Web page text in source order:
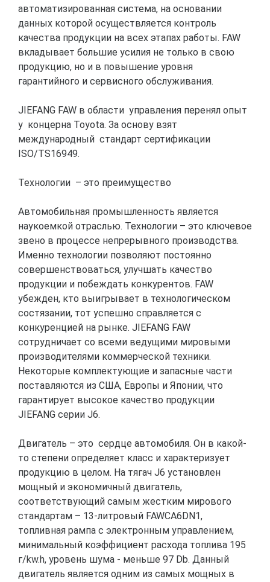
автоматизированная система, на основании
данных которой осуществляется контроль
качества продукции на всех этапах работы. FAW
вкладывает большие усилия не только в свою
продукцию, но и в повышение уровня
гарантийного и сервисного обслуживания.
JIEFANG FAW в области управления перенял опыт
у концерна Toyota. За основу взят
международный стандарт сертификации
ISO/TS16949.
Технологии – это преимущество
Автомобильная промышленность является
наукоемкой отраслью. Технологии – это ключевое
звено в процессе непрерывного производства.
Именно технологии позволяют постоянно
совершенствоваться, улучшать качество
продукции и побеждать конкурентов. FAW
убежден, кто выигрывает в технологическом
состязании, тот успешно справляется с
конкуренцией на рынке. JIEFANG FAW
сотрудничает со всеми ведущими мировыми
производителями коммерческой техники.
Некоторые комплектующие и запасные части
поставляются из США, Европы и Японии, что
гарантирует высокое качество продукции
JIEFANG серии J6.
Двигатель – это сердце автомобиля. Он в какой-
то степени определяет класс и характеризует
продукцию в целом. На тягач J6 установлен
мощный и экономичный двигатель,
соответствующий самым жестким мирового
стандартам – 13-литровый FAWCA6DN1,
топливная рампа с электронным управлением,
минимальный коэффициент расхода топлива 195
г/kw.h, уровень шума - меньше 97 Db. Данный
двигатель является одним из самых мощных в